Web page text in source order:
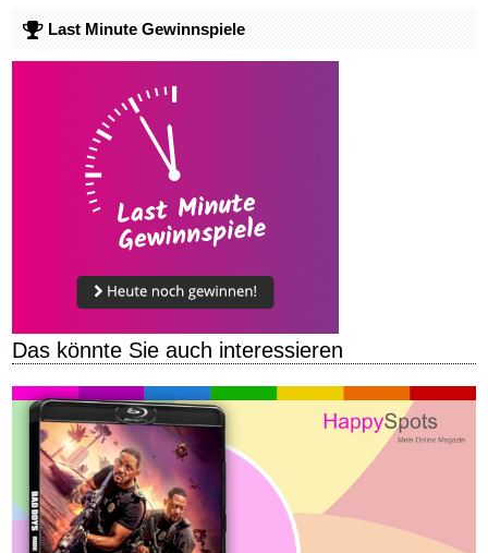
Last Minute Gewinnspiele
Das könnte Sie auch interessieren